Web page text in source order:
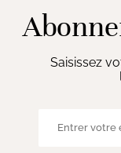
Saisissez